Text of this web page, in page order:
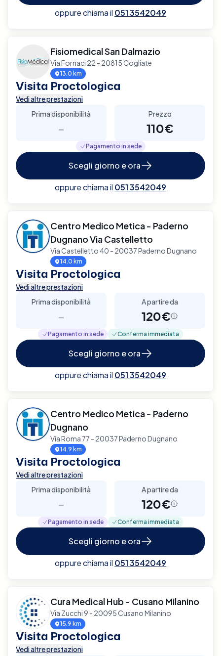
oppure chiama il 051 3542049
Fisiomedical San Dalmazio
Via Fornaci 22 - 20815 Cogliate
13.0 km
Visita Proctologica
Vedi altre prestazioni
Prima disponibilità
-
Prezzo
110€
Pagamento in sede
Scegli giorno e ora
oppure chiama il 051 3542049
Centro Medico Metica - Paderno
Dugnano Via Castelletto
Via Castelletto 40 - 20037 Paderno Dugnano
14.0 km
Visita Proctologica
Vedi altre prestazioni
Prima disponibilità
-
A partire da
120€
Pagamento in sede Conferma immediata
Scegli giorno e ora
oppure chiama il 051 3542049
Centro Medico Metica - Paderno
Dugnano
Via Roma 77 - 20037 Paderno Dugnano
14.9 km
Visita Proctologica
Vedi altre prestazioni
Prima disponibilità
-
A partire da
120€
Pagamento in sede Conferma immediata
Scegli giorno e ora
oppure chiama il 051 3542049
Cura Medical Hub - Cusano Milanino
Via Zucchi 9 - 20095 Cusano Milanino
15.9 km
Visita Proctologica
Vedi altre prestazioni